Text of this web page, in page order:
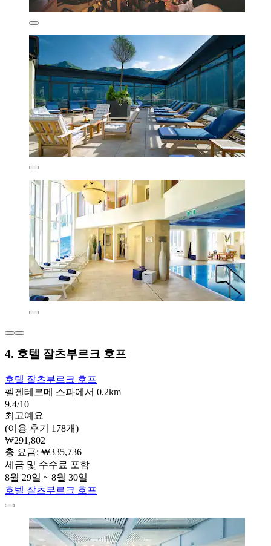
4. 호텔 잘츠부르크 호프
호텔 잘츠부르크 호프
펠젠테르메 스파에서 0.2km
9.4/10
최고예요
(이용 후기 178개)
₩291,802
총 요금: ₩335,736
세금 및 수수료 포함
8월 29일 ~ 8월 30일
호텔 잘츠부르크 호프